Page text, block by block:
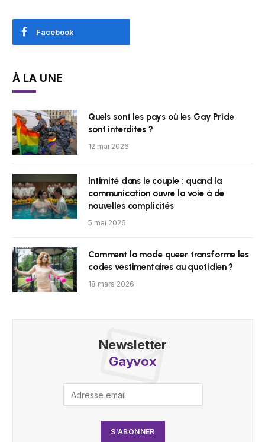
Facebook
À LA UNE
Quels sont les pays où les Gay Pride
sont interdites ?
12 mai 2026
Intimité dans le couple : quand la
communication ouvre la voie à de
nouvelles complicités
5 mai 2026
Comment la mode queer transforme les
codes vestimentaires au quotidien ?
18 mars 2026
Newsletter
Gayvox